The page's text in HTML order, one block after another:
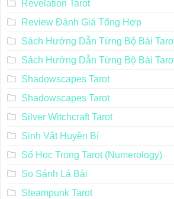
Revelation Tarot
Review Đánh Giá Tổng Hợp
Sách Hướng Dẫn Từng Bộ Bài
Sách Hướng Dẫn Từng Bộ Bài
Shadowscapes Tarot
Shadowscapes Tarot
Silver Witchcraft Tarot
Sinh Vật Huyền Bí
Số Học Trong Tarot (Numerology)
So Sánh Lá Bài
Steampunk Tarot